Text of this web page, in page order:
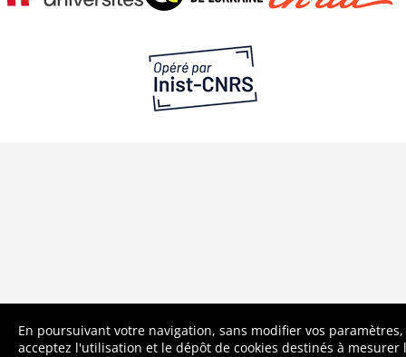
En poursuivant votre navigation, sans modifier vos paramètres,
acceptez l'utilisation et le dépôt de cookies destinés à mesurer